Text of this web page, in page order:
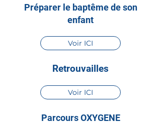
Préparer le baptême de son
enfant
Voir ICI
Retrouvailles
Voir ICI
Parcours OXYGENE